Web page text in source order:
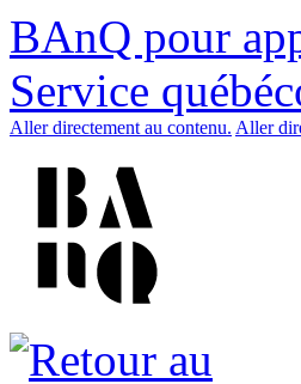
BAnQ pour
Service
Aller directement au contenu. Aller